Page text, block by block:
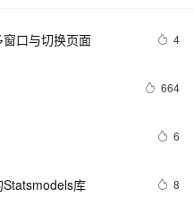
口与切换页面 4
664
6
库 8